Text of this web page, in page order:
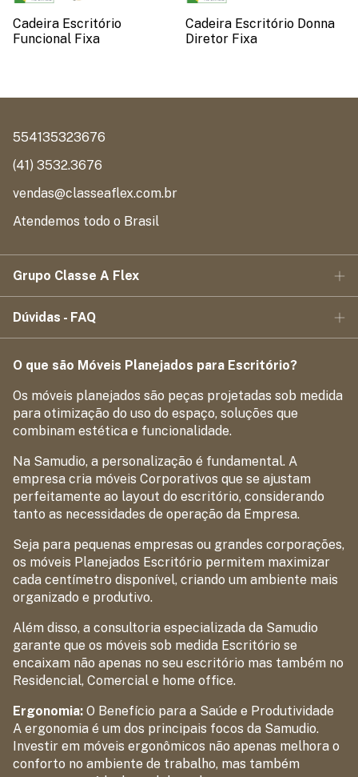
Cadeira Escritório
Funcional Fixa
Cadeira Escritório Donna
Diretor Fixa
554135323676
(41) 3532.3676
vendas@classeaflex.com.br
Atendemos todo o Brasil
Grupo Classe A Flex
Dúvidas - FAQ
O que são Móveis Planejados para Escritório?
Os móveis planejados são peças projetadas sob medida
para otimização do uso do espaço, soluções que
combinam estética e funcionalidade.
Na Samudio, a personalização é fundamental. A
empresa cria móveis Corporativos que se ajustam
perfeitamente ao layout do escritório, considerando
tanto as necessidades de operação da Empresa.
Seja para pequenas empresas ou grandes corporações,
os móveis Planejados Escritório permitem maximizar
cada centímetro disponível, criando um ambiente mais
organizado e produtivo.
Além disso, a consultoria especializada da Samudio
garante que os móveis sob medida Escritório se
encaixam não apenas no seu escritório mas também no
Residencial, Comercial e home office.
Ergonomia: O Benefício para a Saúde e Produtividade
A ergonomia é um dos principais focos da Samudio.
Investir em móveis ergonômicos não apenas melhora o
conforto no ambiente de trabalho, mas também